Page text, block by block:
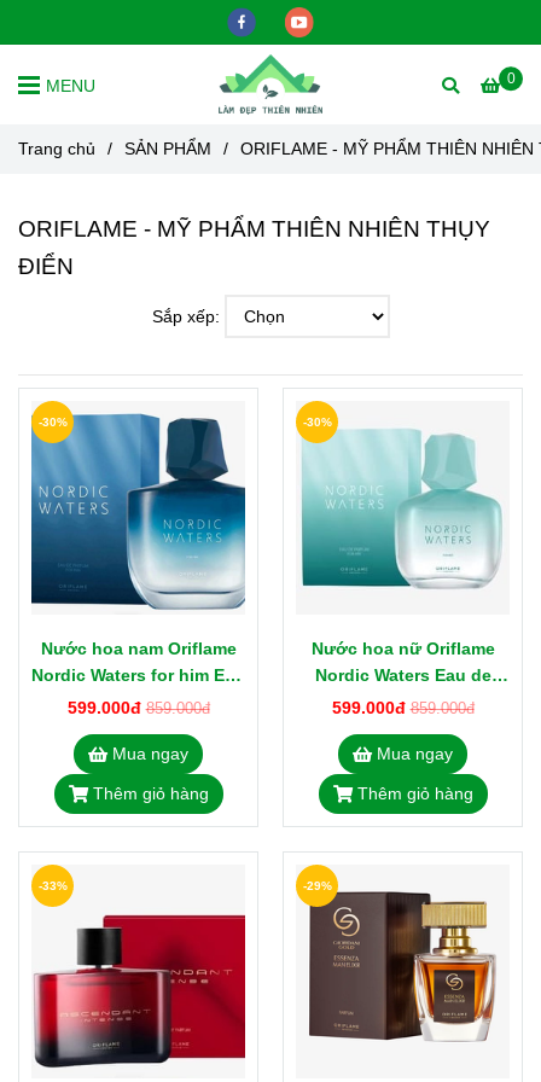
0
MENU
Trang chủ / SẢN PHẨM / ORIFLAME - MỸ PHẨM THIÊN NHIÊN
ORIFLAME - MỸ PHẨM THIÊN NHIÊN THỤY
ĐIỂN
Sắp xếp:
Nước hoa nam Oriflame
Nordic Waters for him Eau
de Parfum 75ml
599.000đ 859.000đ
-30%
Mua ngay
Thêm giỏ hàng
Nước hoa nữ Oriflame
Nordic Waters Eau de
Parfum 50ml
599.000đ 859.000đ
-30%
Mua ngay
Thêm giỏ hàng
-33% -29%